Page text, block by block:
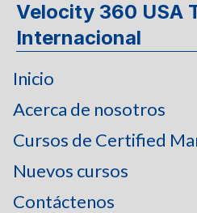
Velocity 360 USA
Internacional
Inicio
Acerca de nosotros
Cursos de Certified
Nuevos cursos
Contáctenos